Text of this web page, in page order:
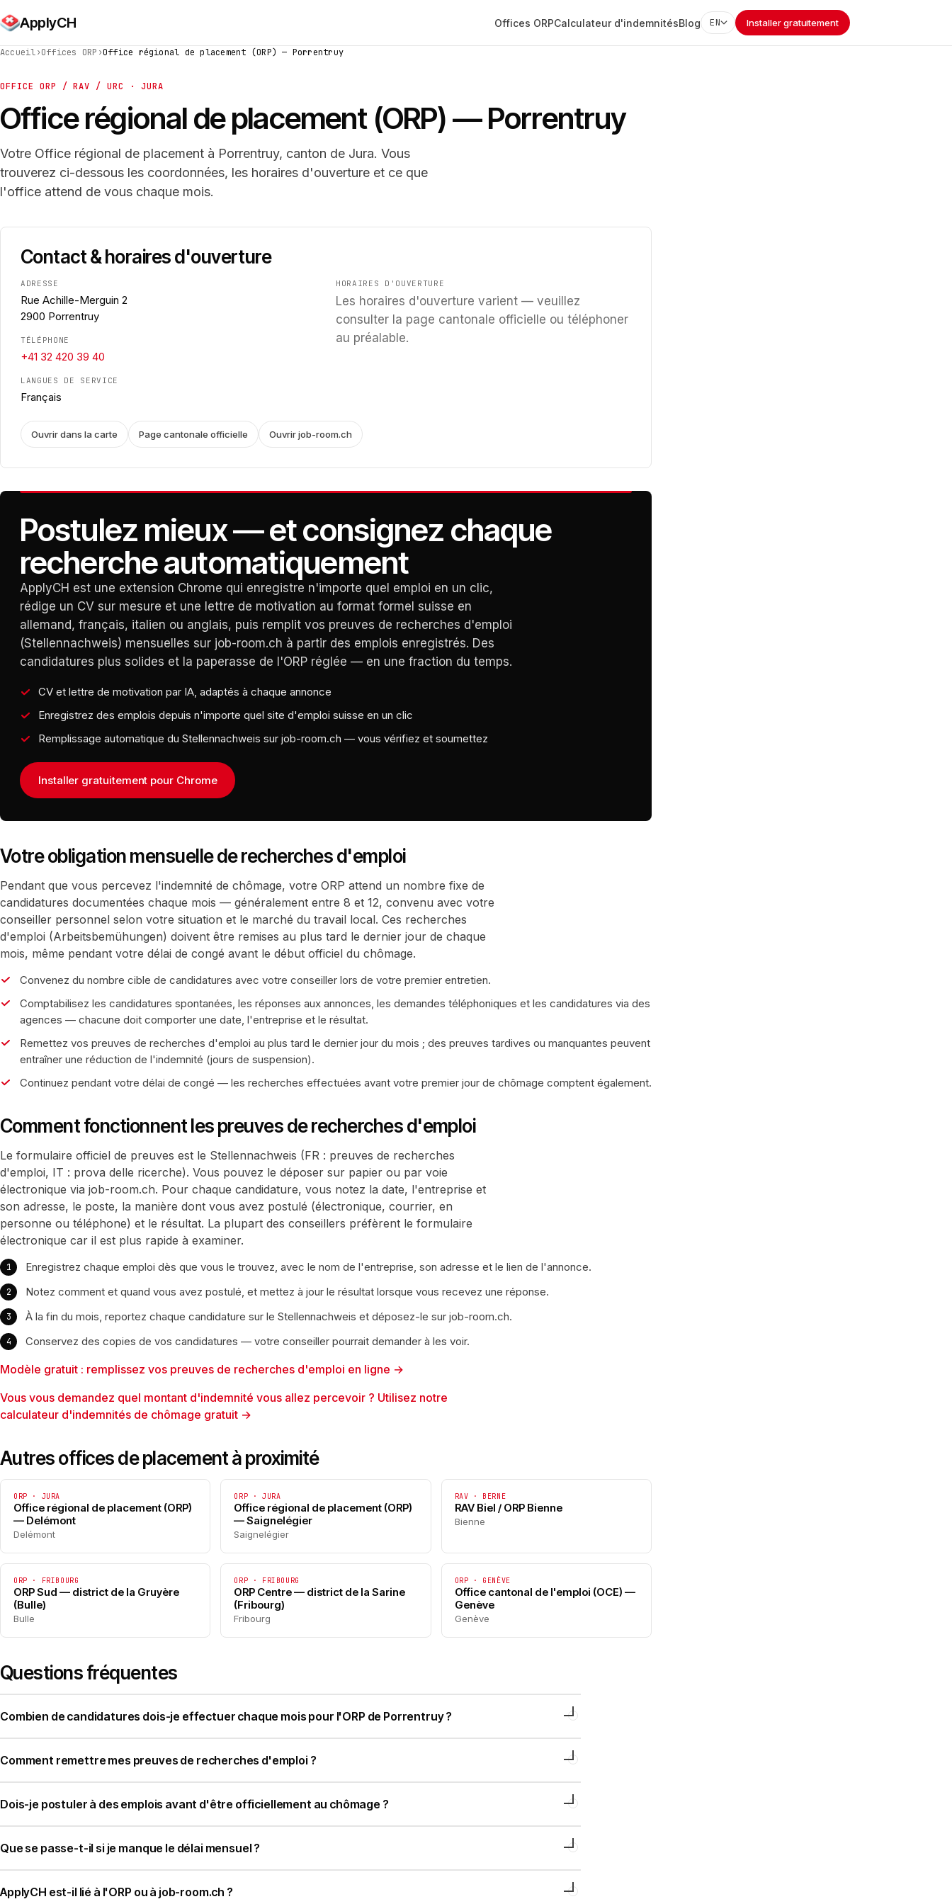
ApplyCH Offices ORPCalculateur d'indemnitésBlog EN Installer gratuitement
Accueil›Offices ORP ›Office régional de placement (ORP) — Porrentruy
OFFICE ORP / RAV / URC · JURA
Office régional de placement (ORP) — Porrentruy
Votre Office régional de placement à Porrentruy, canton de Jura. Vous
trouverez ci-dessous les coordonnées, les horaires d'ouverture et ce que
l'office attend de vous chaque mois.
Contact & horaires d'ouverture
ADRESSE
Rue Achille-Merguin 2
2900 Porrentruy
TÉLÉPHONE
+41 32 420 39 40
LANGUES DE SERVICE
Français
HORAIRES D'OUVERTURE
Les horaires d'ouverture varient — veuillez
consulter la page cantonale officielle ou téléphoner
au préalable.
Ouvrir dans la carte Page cantonale officielle Ouvrir job-room.ch
Postulez mieux — et consignez chaque
recherche automatiquement
ApplyCH est une extension Chrome qui enregistre n'importe quel emploi en un clic,
rédige un CV sur mesure et une lettre de motivation au format formel suisse en
allemand, français, italien ou anglais, puis remplit vos preuves de recherches d'emploi
(Stellennachweis) mensuelles sur job-room.ch à partir des emplois enregistrés. Des
candidatures plus solides et la paperasse de l'ORP réglée — en une fraction du temps.
CV et lettre de motivation par IA, adaptés à chaque annonce
Enregistrez des emplois depuis n'importe quel site d'emploi suisse en un clic
Remplissage automatique du Stellennachweis sur job-room.ch — vous vérifiez et soumettez
Installer gratuitement pour Chrome
Votre obligation mensuelle de recherches d'emploi
Pendant que vous percevez l'indemnité de chômage, votre ORP attend un nombre fixe de
candidatures documentées chaque mois — généralement entre 8 et 12, convenu avec votre
conseiller personnel selon votre situation et le marché du travail local. Ces recherches
d'emploi (Arbeitsbemühungen) doivent être remises au plus tard le dernier jour de chaque
mois, même pendant votre délai de congé avant le début officiel du chômage.
Convenez du nombre cible de candidatures avec votre conseiller lors de votre premier entretien.
Comptabilisez les candidatures spontanées, les réponses aux annonces, les demandes téléphoniques et les candidatures via des
agences — chacune doit comporter une date, l'entreprise et le résultat.
Remettez vos preuves de recherches d'emploi au plus tard le dernier jour du mois ; des preuves tardives ou manquantes peuvent
entraîner une réduction de l'indemnité (jours de suspension).
Continuez pendant votre délai de congé — les recherches effectuées avant votre premier jour de chômage comptent également.
Comment fonctionnent les preuves de recherches d'emploi
Le formulaire officiel de preuves est le Stellennachweis (FR : preuves de recherches
d'emploi, IT : prova delle ricerche). Vous pouvez le déposer sur papier ou par voie
électronique via job-room.ch. Pour chaque candidature, vous notez la date, l'entreprise et
son adresse, le poste, la manière dont vous avez postulé (électronique, courrier, en
personne ou téléphone) et le résultat. La plupart des conseillers préfèrent le formulaire
électronique car il est plus rapide à examiner.
Enregistrez chaque emploi dès que vous le trouvez, avec le nom de l'entreprise, son adresse et le lien de l'annonce.
Notez comment et quand vous avez postulé, et mettez à jour le résultat lorsque vous recevez une réponse.
À la fin du mois, reportez chaque candidature sur le Stellennachweis et déposez-le sur job-room.ch.
Conservez des copies de vos candidatures — votre conseiller pourrait demander à les voir.
Modèle gratuit : remplissez vos preuves de recherches d'emploi en ligne →
Vous vous demandez quel montant d'indemnité vous allez percevoir ? Utilisez notre
calculateur d'indemnités de chômage gratuit →
Autres offices de placement à proximité
ORP · JURA
Office régional de placement (ORP)
— Delémont
Delémont
ORP · JURA
Office régional de placement (ORP)
— Saignelégier
Saignelégier
RAV · BERNE
RAV Biel / ORP Bienne
Bienne
ORP · FRIBOURG
ORP Sud — district de la Gruyère
(Bulle)
Bulle
ORP · FRIBOURG
ORP Centre — district de la Sarine
(Fribourg)
Fribourg
ORP · GENÈVE
Office cantonal de l'emploi (OCE) —
Genève
Genève
Questions fréquentes
Combien de candidatures dois-je effectuer chaque mois pour l'ORP de Porrentruy ?
Comment remettre mes preuves de recherches d'emploi ?
Dois-je postuler à des emplois avant d'être officiellement au chômage ?
Que se passe-t-il si je manque le délai mensuel ?
ApplyCH est-il lié à l'ORP ou à job-room.ch ?